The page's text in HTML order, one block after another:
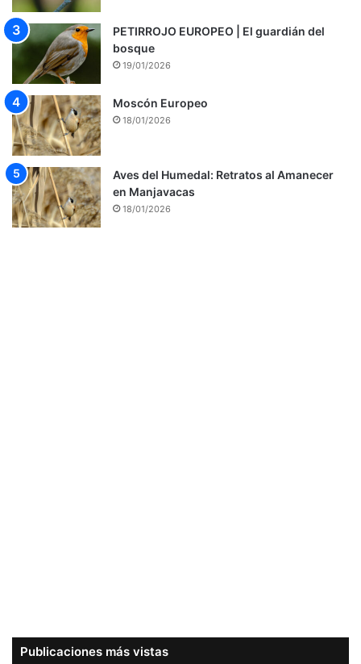
PETIRROJO EUROPEO | El guardián del
bosque
19/01/2026
Moscón Europeo
18/01/2026
Aves del Humedal: Retratos al Amanecer
en Manjavacas
18/01/2026
Publicaciones más vistas